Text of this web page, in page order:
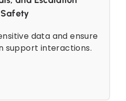
data and ensure
support interactions.